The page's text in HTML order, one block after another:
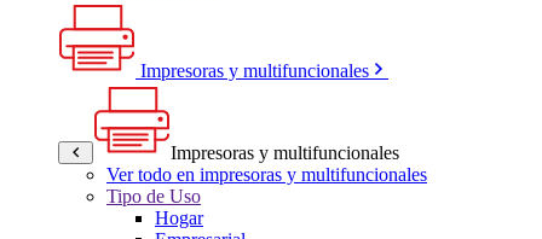
Impresoras y multifuncionales
Impresoras y multifuncionales
Ver todo en impresoras y multifuncionales
Tipo de Uso
Hogar